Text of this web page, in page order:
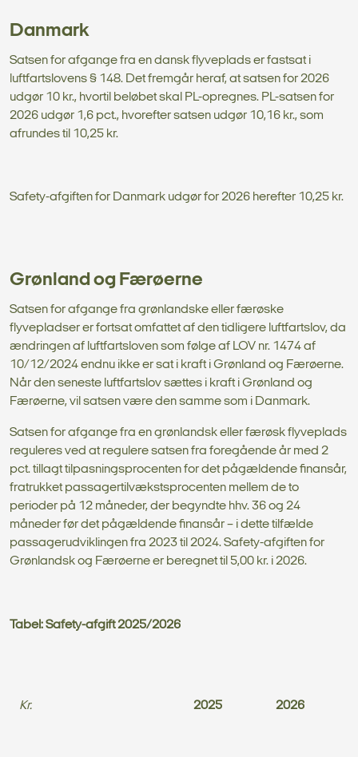
Danmark
Satsen for afgange fra en dansk flyveplads er fastsat i
luftfartslovens § 148. Det fremgår heraf, at satsen for 2026
udgør 10 kr., hvortil beløbet skal PL-opregnes. PL-satsen for
2026 udgør 1,6 pct., hvorefter satsen udgør 10,16 kr., som
afrundes til 10,25 kr.
Safety-afgiften for Danmark udgør for 2026 herefter 10,25 kr.
Grønland og Færøerne
Satsen for afgange fra grønlandske eller færøske
flyvepladser er fortsat omfattet af den tidligere luftfartslov, da
ændringen af luftfartsloven som følge af LOV nr. 1474 af
10/12/2024 endnu ikke er sat i kraft i Grønland og Færøerne.
Når den seneste luftfartslov sættes i kraft i Grønland og
Færøerne, vil satsen være den samme som i Danmark.
Satsen for afgange fra en grønlandsk eller færøsk flyveplads
reguleres ved at regulere satsen fra foregående år med 2
pct. tillagt tilpasningsprocenten for det pågældende finansår,
fratrukket passagertilvækstsprocenten mellem de to
perioder på 12 måneder, der begyndte hhv. 36 og 24
måneder før det pågældende finansår – i dette tilfælde
passagerudviklingen fra 2023 til 2024. Safety-afgiften for
Grønlandsk og Færøerne er beregnet til 5,00 kr. i 2026.
Tabel: Safety-afgift 2025/2026
Kr. 2025 2026